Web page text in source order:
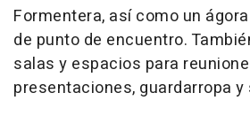
Formentera, así como un
de punto de encuentro.
salas y espacios para
presentaciones, guardarropa y